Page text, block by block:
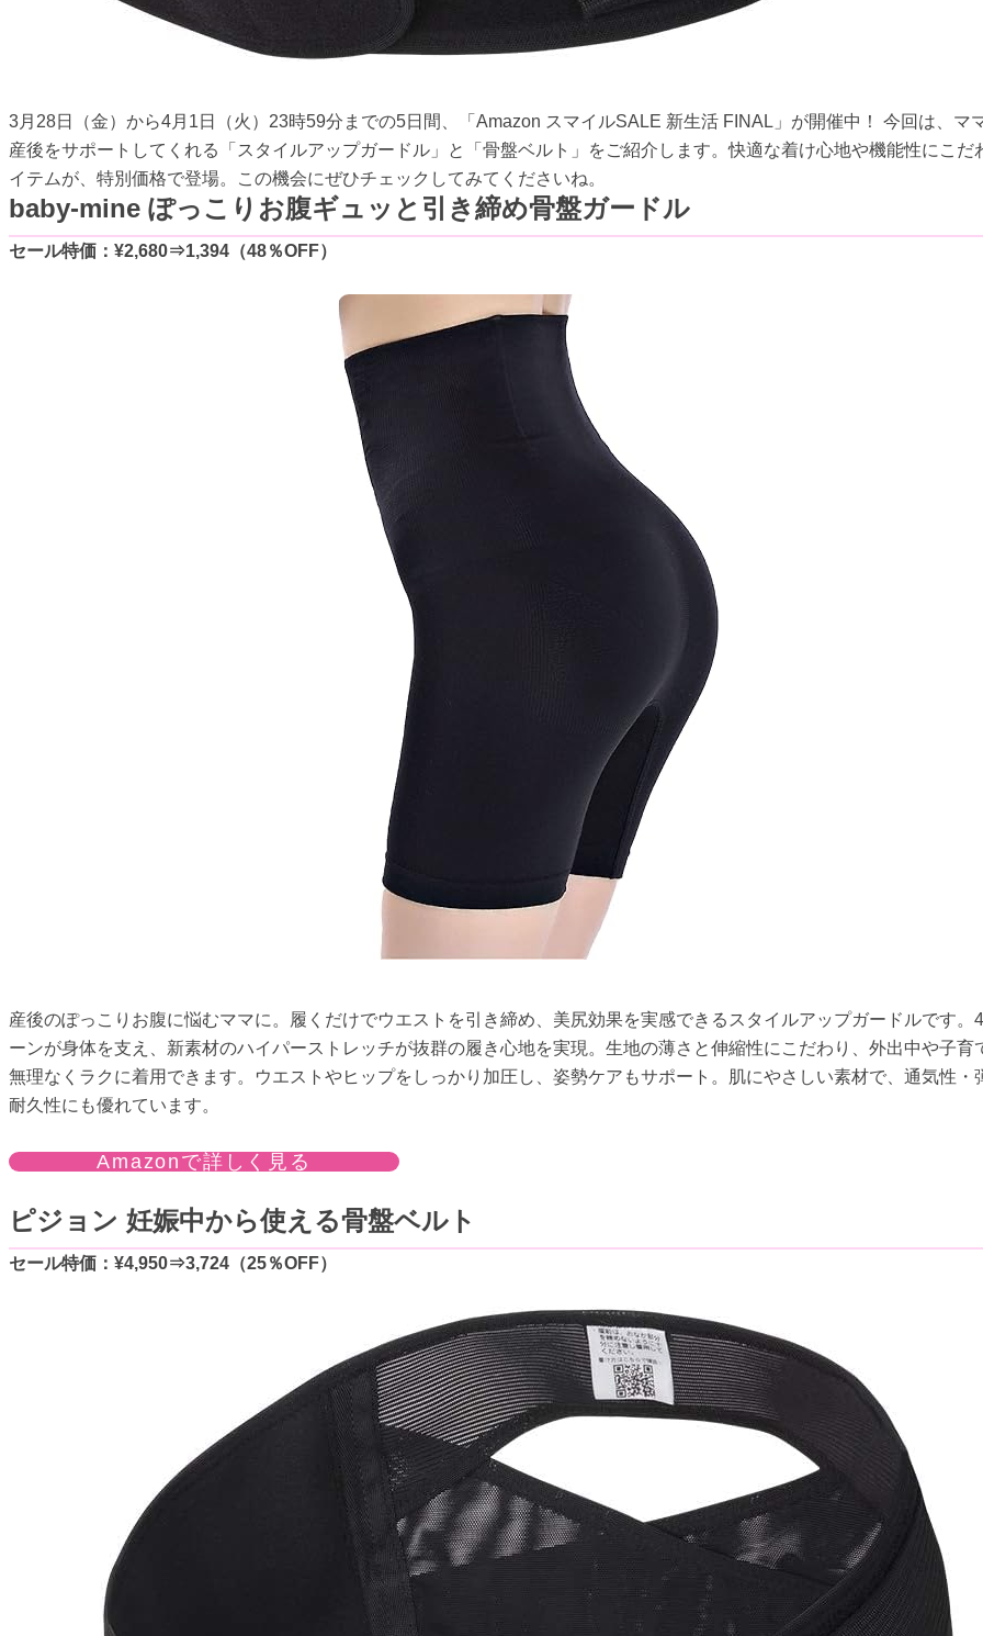
3月28日（金）から4月1日（火）23時59分までの5日間、「Amazon スマイルSALE 新生活 FINAL」が開催中！ 今回は、マ
産後をサポートしてくれる「スタイルアップガードル」と「骨盤ベルト」をご紹介します。快適な着け心地や機能性にこだ
イテムが、特別価格で登場。この機会にぜひチェックしてみてくださいね。
baby-mine ぽっこりお腹ギュッと引き締め骨盤ガードル
セール特価：¥2,680⇒1,394（48％OFF）
産後のぽっこりお腹に悩むママに。履くだけでウエストを引き締め、美尻効果を実感できるスタイルアップガードルです。
ーンが身体を支え、新素材のハイパーストレッチが抜群の履き心地を実現。生地の薄さと伸縮性にこだわり、外出中や子育
無理なくラクに着用できます。ウエストやヒップをしっかり加圧し、姿勢ケアもサポート。肌にやさしい素材で、通気性・
耐久性にも優れています。
Amazonで詳しく見る
ピジョン 妊娠中から使える骨盤ベルト
セール特価：¥4,950⇒3,724（25％OFF）